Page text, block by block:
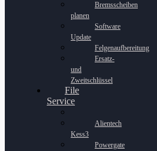
Bremsscheiben
planen
Software
Update
Felgenaufbereitung
Ersatz-
und
Zweitschlüssel
File
Service
Alientech
Kess3
Powergate